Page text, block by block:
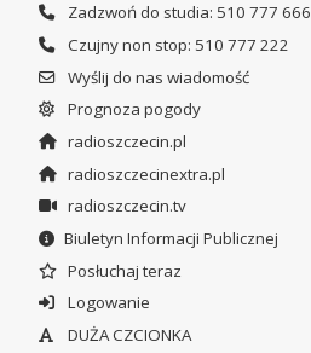
Zadzwoń do studia: 510 777 666
Czujny non stop: 510 777 222
Wyślij do nas wiadomość
Prognoza pogody
radioszczecin.pl
radioszczecinextra.pl
radioszczecin.tv
Biuletyn Informacji Publicznej
Posłuchaj teraz
Logowanie
DUŻA CZCIONKA